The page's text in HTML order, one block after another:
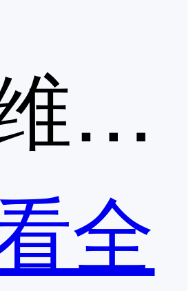
思维导图/流程图第二季度口碑产品
全